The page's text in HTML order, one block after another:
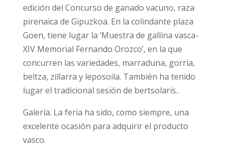
edición del Concurso de ganado vacuno, raza
pirenaica de Gipuzkoa. En la colindante plaza
Goen, tiene lugar la ‘Muestra de gallina vasca-
XIV Memorial Fernando Orozco’, en la que
concurren las variedades, marraduna, gorria,
beltza, zillarra y leposoila. También ha tenido
lugar el tradicional sesión de bertsolaris..
Galería. La feria ha sido, como siempre, una
excelente ocasión para adquirir el producto
vasco.